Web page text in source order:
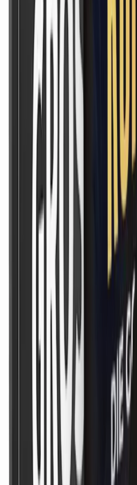
Wer diese drei Dinge
dranzubleiben, findet ein
niedrigeren Einstieg als
Eigenentwicklung. Wer
er sich entscheidet,
Alle Fakten im
➡️ Hier ansehen: https://
mastery
Zur Einordnung:
mit Mitgliederbereich
wie man mit fertigen
Online-Einkommen
gestützt auf
und anonyme
erleichtert das
und der
bleiben Sache der